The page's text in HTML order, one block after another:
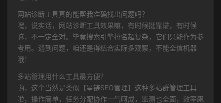
网站诊断工具真的能帮我准确找出问题吗？
嘿，说实话，网站诊断工具效果嘛，有时候挺靠谱，有时候
嘛，不一定全对。毕竟搜索引擎排名超复杂，它们只能作为参
考用。遇到问题，咱还是得结合实际多观察，不能全信机器
哦！
多站管理用什么工具最方便？
哟，这个当然是类似【星链SEO管理】这种多站群管理工具
啦，操作简单，任务分配协作一气呵成，监测也全面，效率飙